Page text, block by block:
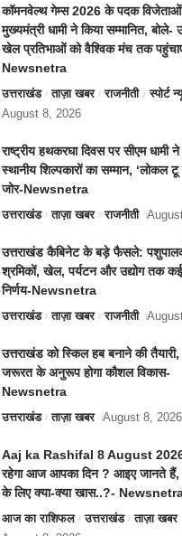
कॉमनवेल्थ गेम्स 2026 के पदक विजेताओं
मुख्यमंत्री धामी ने किया सम्मानित, बोले-
खेल प्रतिभाओं को वैश्विक मंच तक
Newsnetra
उत्तराखंड ताज़ा खबर राजनीती
स्पोर्ट
August 8, 2026
राष्ट्रीय हथकरघा दिवस पर सीएम धामी ने
स्थानीय शिल्पकारों का सम्मान, ‘लोकल टू
जोर-Newsnetra
उत्तराखंड ताज़ा खबर राजनीती
उत्तराखंड कैबिनेट के बड़े फैसले:
श्रमिकों, खेल, पर्यटन और उद्योग तक
निर्णय-Newsnetra
उत्तराखंड ताज़ा खबर राजनीती
उत्तराखंड को स्किल हब बनाने की तैयारी,
जरूरत के अनुरूप होगा कौशल विकास-
Newsnetra
उत्तराखंड ताज़ा खबर August 8, 2026
Aaj ka Rashifal 8 August
रहेगा आज आपका दिन ? आइए जानते हैं,
के लिए क्या-क्या खास..?-
आज का राशिफल उत्तराखंड
ताज़ा खबर